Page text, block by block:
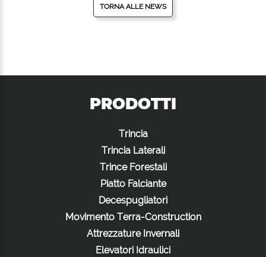
TORNA ALLE NEWS
PRODOTTI
Trincia
Trincia Laterali
Trince Forestali
Piatto Falciante
Decespugliatori
Movimento Terra-Construction
Attrezzature Invernali
Elevatori Idraulici